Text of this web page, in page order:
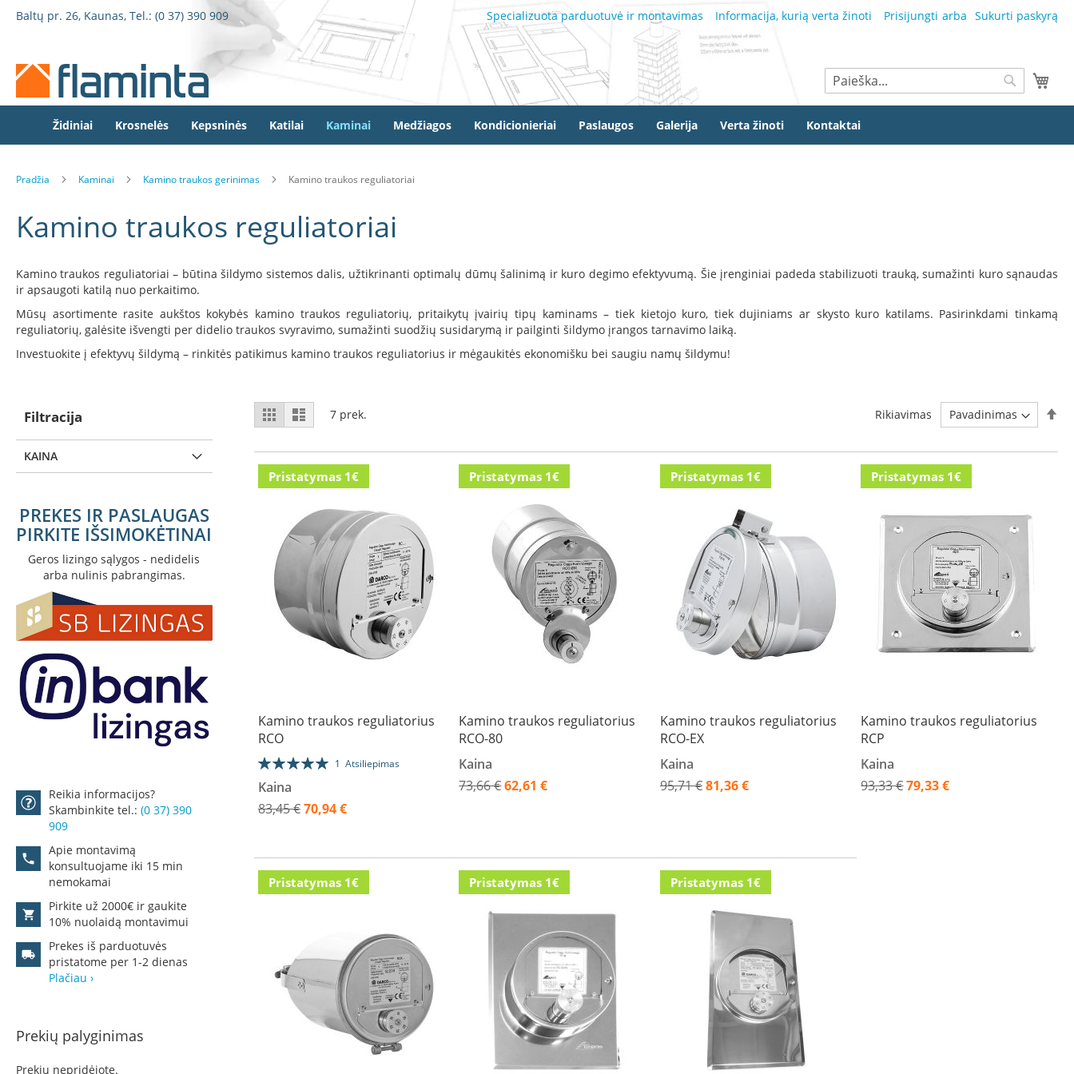
Pereiti
Specializuota parduotuvė ir montavimas Informacija, kurią verta žinoti Prisijungti Sukurti paskyrą
Baltų pr. 26, Kaunas, Tel.: (0 37) 390 909
Ieškoti
Ieškoti
Židinio
Dorako
Linea
Spartherm
Seguin
Morsø
Heta
Elektriniai
įranga
Karšto
oro
ventiliatoriai
ortakiai
Stačiakampiai
Židiniai
vandens
kontūru
Židinių
apdaila
Židinio
grotelės
stiklas
Stiklas
grindims
Dūmtraukiai
židiniams
Ketaus
krosnelės
Krosnelės
su
vandens
su
Židiniai Krosnelės Kepsninės Katilai Kaminai Medžiagos Kondicionieriai Paslaugos Galerija Verta žinoti Kontaktai
Pradžia Kaminai Kamino traukos gerinimas Kamino traukos reguliatoriai
Kamino traukos reguliatoriai
Kamino traukos reguliatoriai – būtina šildymo sistemos dalis, užtikrinanti optimalų dūmų šalinimą ir kuro degimo efektyvumą. Šie įrenginiai padeda stabilizuoti trauką, sumažinti kuro sąnaudas
ir apsaugoti katilą nuo perkaitimo.
Mūsų asortimente rasite aukštos kokybės kamino traukos reguliatorių, pritaikytų įvairių tipų kaminams – tiek kietojo kuro, tiek dujiniams ar skysto kuro katilams. Pasirinkdami tinkamą
reguliatorių, galėsite išvengti per didelio traukos svyravimo, sumažinti suodžių susidarymą ir pailginti šildymo įrangos tarnavimo laiką.
Investuokite į efektyvų šildymą – rinkitės patikimus kamino traukos reguliatorius ir mėgaukitės ekonomišku bei saugiu namų šildymu!
View
as
Prekes
rykiuoti
Prekes
rykiuoti
7prek. Rikiavimas
Pristatymas 1€
Kamino traukos reguliatorius
RCO
Įvertinimas:
100%
1 Atsiliepimas
Kaina
83,45 €70,94 €
Į krepšelį
PRIDĖTI
PAGEIDAVIMŲ
SĄRAŠĄ
PRIDĖTI
Į
PALYGINIMO
SĄRAŠĄ
Pristatymas 1€
Kamino traukos reguliatorius
RCO-80
Kaina
73,66 €62,61 €
Į krepšelį
PRIDĖTI
Į
PAGEIDAVIMŲ
SĄRAŠĄ
PRIDĖTI
Į
PALYGINIMO
SĄRAŠĄ
Pristatymas 1€
Kamino traukos reguliatorius
RCO-EX
Kaina
95,71 €81,36 €
Į krepšelį
PRIDĖTI
Į
PAGEIDAVIMŲ
SĄRAŠĄ
PRIDĖTI
Į
PALYGINIMO
SĄRAŠĄ
Pristatymas 1€
Kamino traukos reguliatorius
RCP
Kaina
93,33 €79,33 €
Į krepšelį
PRIDĖTI
Į
PAGEIDAVIMŲ
SĄRAŠĄ
PRIDĖTI
Į
PALYGINIMO
SĄRAŠĄ
Pristatymas 1€ Pristatymas 1€ Pristatymas 1€
Filtracija
KAINA
PREKES IR PASLAUGAS
PIRKITE IŠSIMOKĖTINAI
Geros lizingo sąlygos - nedidelis
arba nulinis pabrangimas.
Reikia informacijos?
Skambinkite tel.: (0 37) 390
909
Apie montavimą
konsultuojame iki 15 min
nemokamai
Pirkite už 2000€ ir gaukite
10% nuolaidą montavimui
Prekes iš parduotuvės
pristatome per 1-2 dienas
Plačiau ›
Prekių palyginimas
Prekių nepridėjote.